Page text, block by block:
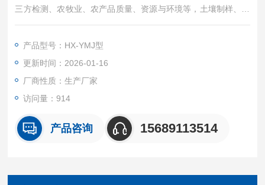
三方检测、农牧业、农产品质量、资源与环境等，土壤制样、重
金属分析。土壤研磨仪 是混合、细磨、小样制备、新产品研制和
噪声低（每次实验可同时获得四个样品）。
产品型号：HX-YMJ型
更新时间：2026-01-16
厂商性质：生产厂家
访问量：914
产品咨询 15689113514